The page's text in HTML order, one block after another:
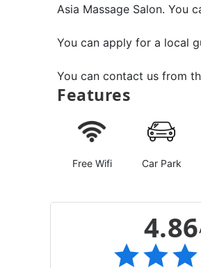
Asia Massage Salon. You
You can apply for a local
You can contact us from
Features
Free Wifi Car Park
4.86